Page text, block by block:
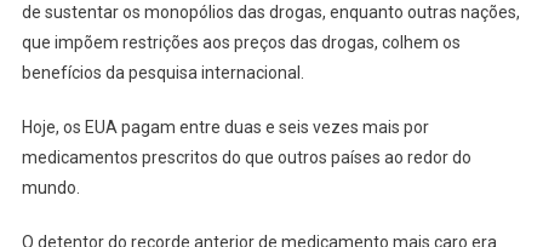
de sustentar os monopólios das drogas, enquanto outras nações,
que impõem restrições aos preços das drogas, colhem os
benefícios da pesquisa internacional.
Hoje, os EUA pagam entre duas e seis vezes mais por
medicamentos prescritos do que outros países ao redor do
mundo.
O detentor do recorde anterior de medicamento mais caro era